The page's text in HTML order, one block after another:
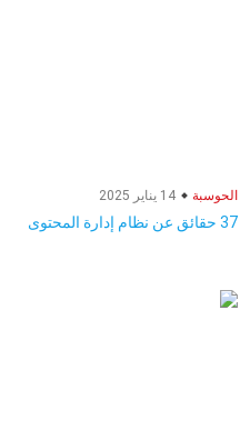
الحوسبة
37 حقائق عن نظام إدارة المحتوى